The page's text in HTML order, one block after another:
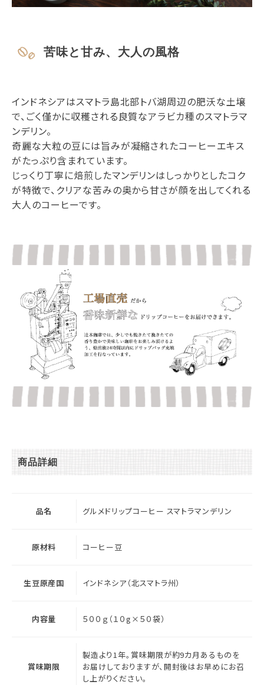
苦味と甘み、大人の風格
インドネシアはスマトラ島北部トバ湖周辺の肥沃な土壌
で、ごく僅かに収穫される良質なアラビカ種のスマトラマ
ンデリン。
奇麗な大粒の豆には旨みが凝縮されたコーヒーエキス
がたっぷり含まれています。
じっくり丁寧に焙煎したマンデリンはしっかりとしたコク
が特徴で、クリアな苦みの奥から甘さが顔を出してくれる
大人のコーヒーです。
商品詳細
品名 グルメドリップコーヒー スマトラマンデリン
原材料 コーヒー豆
生豆原産国 インドネシア（北スマトラ州）
内容量 ５００ｇ（１０g×５０袋）
賞味期限
製造より1年。賞味期限が約9カ月あるものを
お届けしておりますが、開封後はお早めにお召
し上がりください。